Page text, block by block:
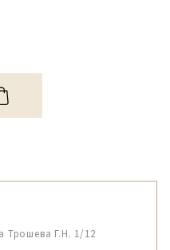
Трошева Г.Н. 1/12